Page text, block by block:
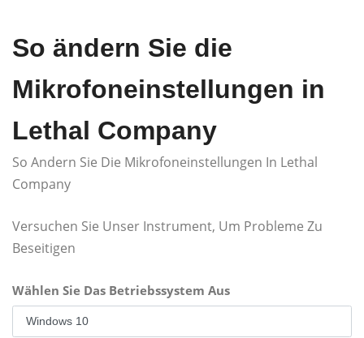
So ändern Sie die
Mikrofoneinstellungen in
Lethal Company
So Andern Sie Die Mikrofoneinstellungen In Lethal
Company
Versuchen Sie Unser Instrument, Um Probleme Zu
Beseitigen
Wählen Sie Das Betriebssystem Aus